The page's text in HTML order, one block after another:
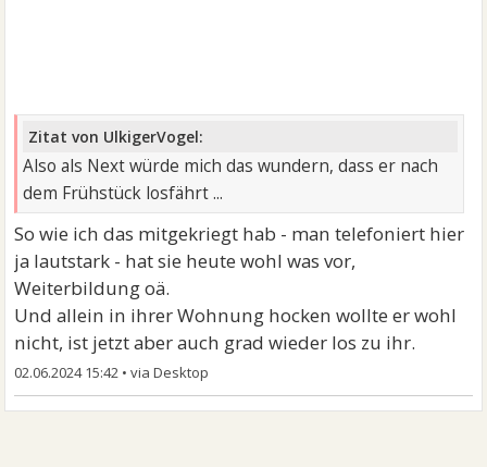
Zitat von UlkigerVogel:
Also als Next würde mich das wundern, dass er nach
dem Frühstück losfährt ...
So wie ich das mitgekriegt hab - man telefoniert hier
ja lautstark - hat sie heute wohl was vor,
Weiterbildung oä.
Und allein in ihrer Wohnung hocken wollte er wohl
nicht, ist jetzt aber auch grad wieder los zu ihr.
02.06.2024 15:42 •